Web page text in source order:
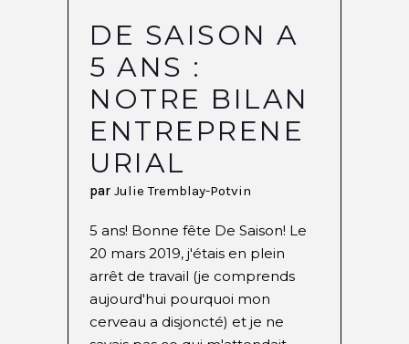
DE SAISON A
5 ANS :
NOTRE BILAN
ENTREPRENE
URIAL
par Julie Tremblay-Potvin
5 ans! Bonne fête De Saison! Le
20 mars 2019, j'étais en plein
arrêt de travail (je comprends
aujourd'hui pourquoi mon
cerveau a disjoncté) et je ne